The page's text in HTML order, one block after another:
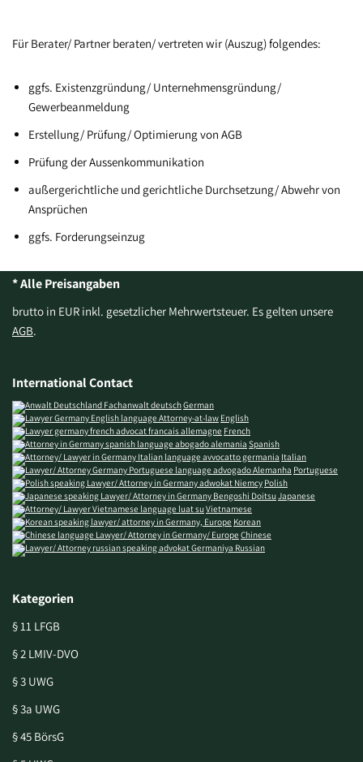
Für Berater/ Partner beraten/ vertreten wir (Auszug) folgendes:
ggfs. Existenzgründung/ Unternehmensgründung/
Gewerbeanmeldung
Erstellung/ Prüfung/ Optimierung von AGB
Prüfung der Aussenkommunikation
außergerichtliche und gerichtliche Durchsetzung/ Abwehr von
Ansprüchen
ggfs. Forderungseinzug
* Alle Preisangaben
brutto in EUR inkl. gesetzlicher Mehrwertsteuer. Es gelten unsere
AGB.
International Contact
German
English
French
Spanish
Italian
Portuguese
Polish
Japanese
Vietnamese
Korean
Chinese
Russian
Kategorien
§ 11 LFGB
§ 2 LMIV-DVO
§ 3 UWG
§ 3a UWG
§ 45 BörsG